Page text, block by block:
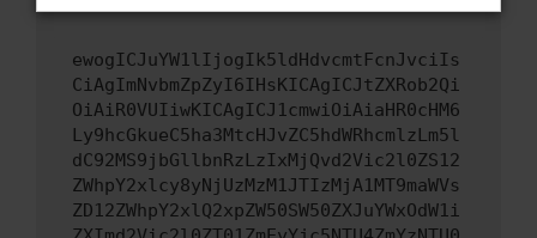
ewogICJuYW1lIjogIk5ldHdvcmtFcnJvciIs
CiAgImNvbmZpZyI6IHsKICAgICJtZXRob2Qi
OiAiR0VUIiwKICAgICJ1cmwiOiAiaHR0cHM6
Ly9hcGkueC5ha3MtcHJvZC5hdWRhcmlzLm5l
dC92MS9jbGllbnRzLzIxMjQvd2Vic2l0ZS12
ZWhpY2xlcy8yNjUzMzM1JTIzMjA1MT9maWVs
ZD12ZWhpY2xlQ2xpZW50SW50ZXJuYWxOdW1i